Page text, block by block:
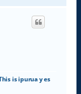
r
is ipurua y es